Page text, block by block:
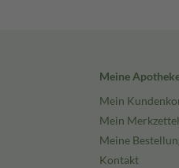
Meine
Mein
Mein Merkzettel
Meine
Kontakt